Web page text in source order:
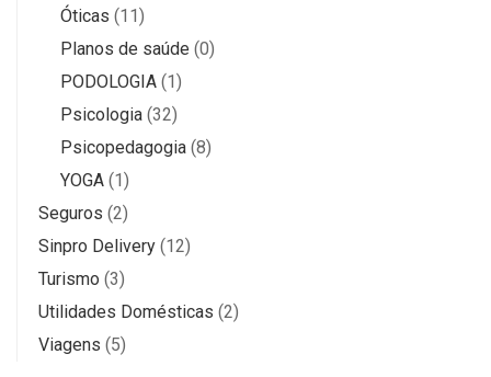
Óticas (11)
Planos de saúde (0)
PODOLOGIA (1)
Psicologia (32)
Psicopedagogia (8)
YOGA (1)
Seguros (2)
Sinpro Delivery (12)
Turismo (3)
Utilidades Domésticas (2)
Viagens (5)